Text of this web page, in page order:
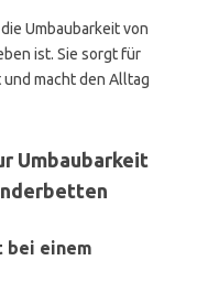
Umbaubarkeit von
ist. Sie sorgt für
macht den Alltag
Umbaubarkeit
bei einem